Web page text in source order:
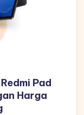
Pad
Harga